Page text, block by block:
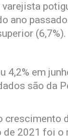
ano
(6,7%).
4,2% em
são da
crescimento
2021 foi o